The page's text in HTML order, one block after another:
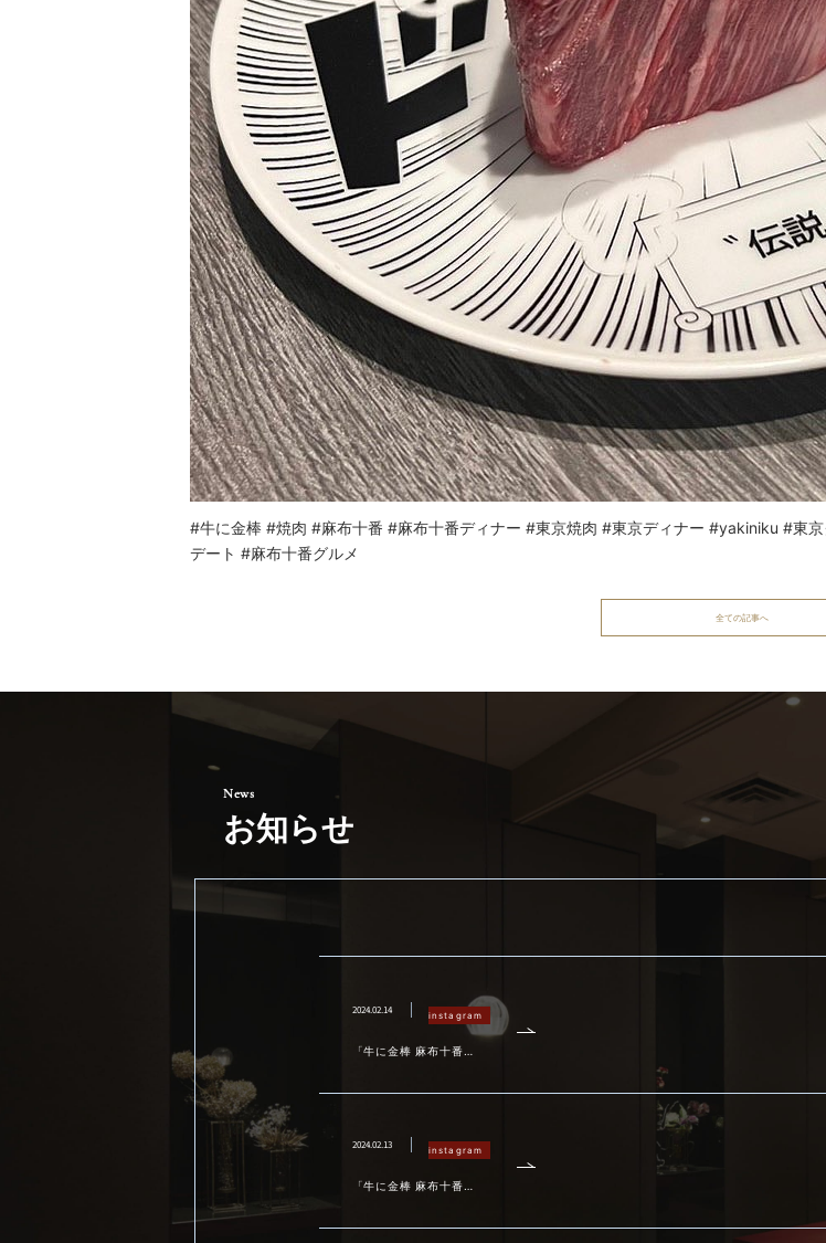
#牛に金棒 #焼肉 #麻布十番 #麻布十番ディナー #東京焼肉 #東京ディナー #yakiniku #東
デート #麻布十番グルメ
全ての記事へ
お知らせ
2024.02.14 instagram
「牛に金棒 麻布十番」
2024.02.13 instagram
「牛に金棒 麻布十番」